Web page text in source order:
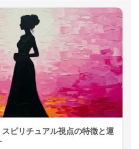
スピリチュアル視点の特徴と運